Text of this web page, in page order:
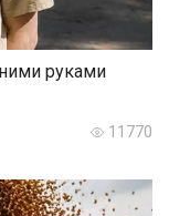
руками
11770